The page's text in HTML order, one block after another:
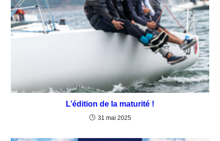
L’édition de la maturité !
31 mai 2025